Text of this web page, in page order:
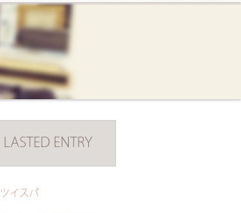
LASTED ENTRY
ツイスパ